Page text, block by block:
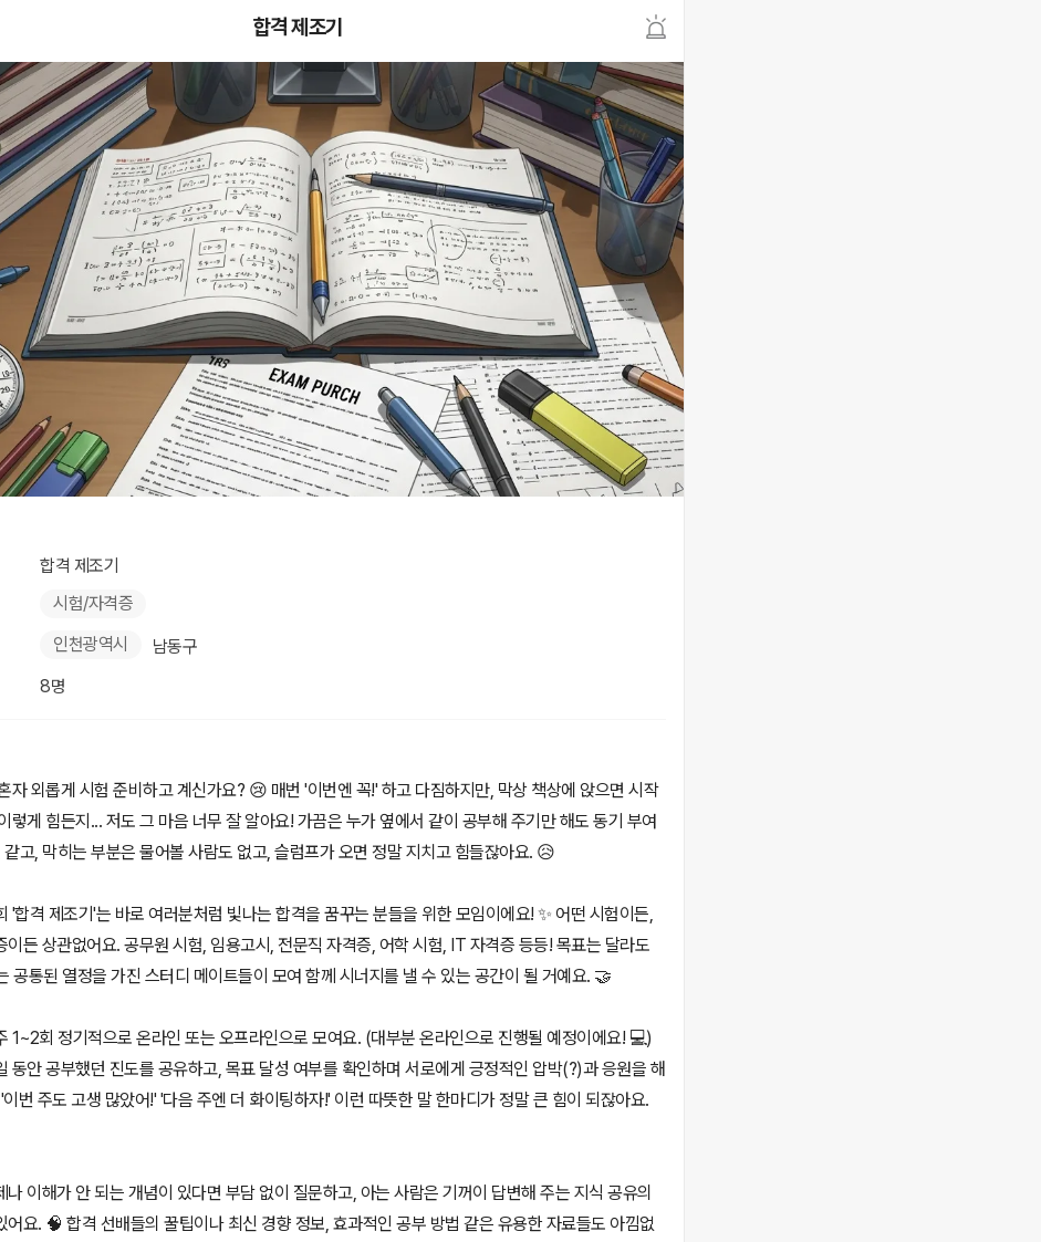
합격 제조기
합격 제조기
시험/자격증
인천광역시
남동구
8명
자 외롭게 시험 준비하고 계신가요? 😢 매번 '이번엔 꼭!' 하고 다짐하지만, 막상 책상에 앉으면 시작
렇게 힘든지... 저도 그 마음 너무 잘 알아요! 가끔은 누가 옆에서 같이 공부해 주기만 해도 동기 부여
같고, 막히는 부분은 물어볼 사람도 없고, 슬럼프가 오면 정말 지치고 힘들잖아요. 😥
'합격 제조기'는 바로 여러분처럼 빛나는 합격을 꿈꾸는 분들을 위한 모임이에요! ✨ 어떤 시험이든,
이든 상관없어요. 공무원 시험, 임용고시, 전문직 자격증, 어학 시험, IT 자격증 등등! 목표는 달라도
공통된 열정을 가진 스터디 메이트들이 모여 함께 시너지를 낼 수 있는 공간이 될 거예요. 🤝
1~2회 정기적으로 온라인 또는 오프라인으로 모여요. (대부분 온라인으로 진행될 예정이에요! 💻)
동안 공부했던 진도를 공유하고, 목표 달성 여부를 확인하며 서로에게 긍정적인 압박(?)과 응원을 해
번 주도 고생 많았어!' '다음 주엔 더 화이팅하자!' 이런 따뜻한 말 한마디가 정말 큰 힘이 되잖아요.
나 이해가 안 되는 개념이 있다면 부담 없이 질문하고, 아는 사람은 기꺼이 답변해 주는 지식 공유의
어요. 🧠 합격 선배들의 꿀팁이나 최신 경향 정보, 효과적인 공부 방법 같은 유용한 자료들도 아낌없